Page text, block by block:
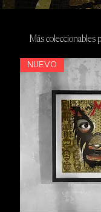
​Más coleccionables
NUEVO